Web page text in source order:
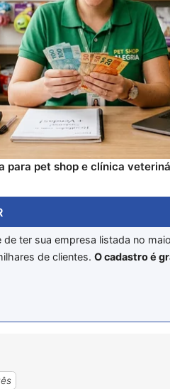
para pet shop e clínica
de ter sua empresa listada no
de clientes.O cadastro é